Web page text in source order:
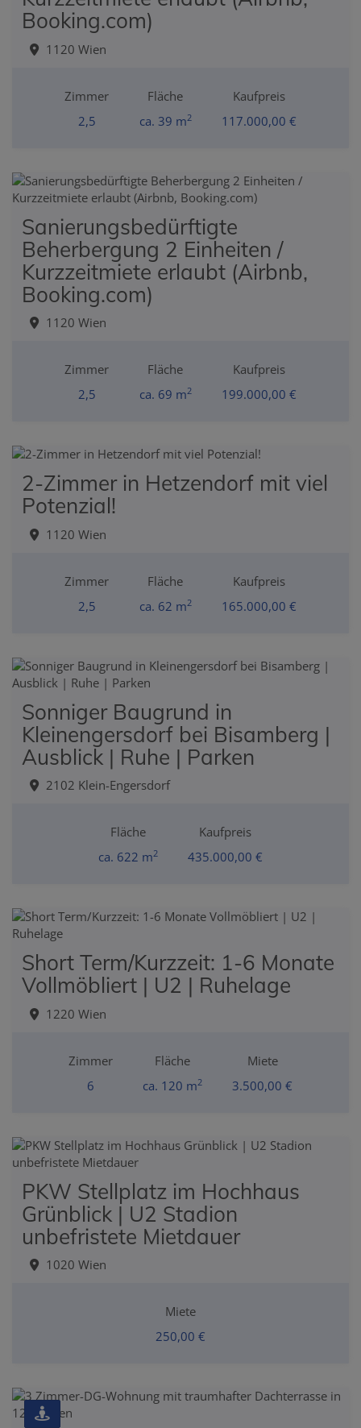
Booking.com)
1120 Wien
Zimmer
2,5
Fläche
ca. 39 m2
Kaufpreis
117.000,00 €
Sanierungsbedürftigte
Beherbergung 2 Einheiten /
Kurzzeitmiete erlaubt (Airbnb,
Booking.com)
1120 Wien
Zimmer
2,5
Fläche
ca. 69 m2
Kaufpreis
199.000,00 €
2-Zimmer in Hetzendorf mit viel
Potenzial!
1120 Wien
Zimmer
2,5
Fläche
ca. 62 m2
Kaufpreis
165.000,00 €
Sonniger Baugrund in
Kleinengersdorf bei Bisamberg |
Ausblick | Ruhe | Parken
2102 Klein-Engersdorf
Fläche
ca. 622 m2
Kaufpreis
435.000,00 €
Short Term/Kurzzeit: 1-6 Monate
Vollmöbliert | U2 | Ruhelage
1220 Wien
Zimmer
6
Fläche
ca. 120 m2
Miete
3.500,00 €
PKW Stellplatz im Hochhaus
Grünblick | U2 Stadion
unbefristete Mietdauer
1020 Wien
Miete
250,00 €